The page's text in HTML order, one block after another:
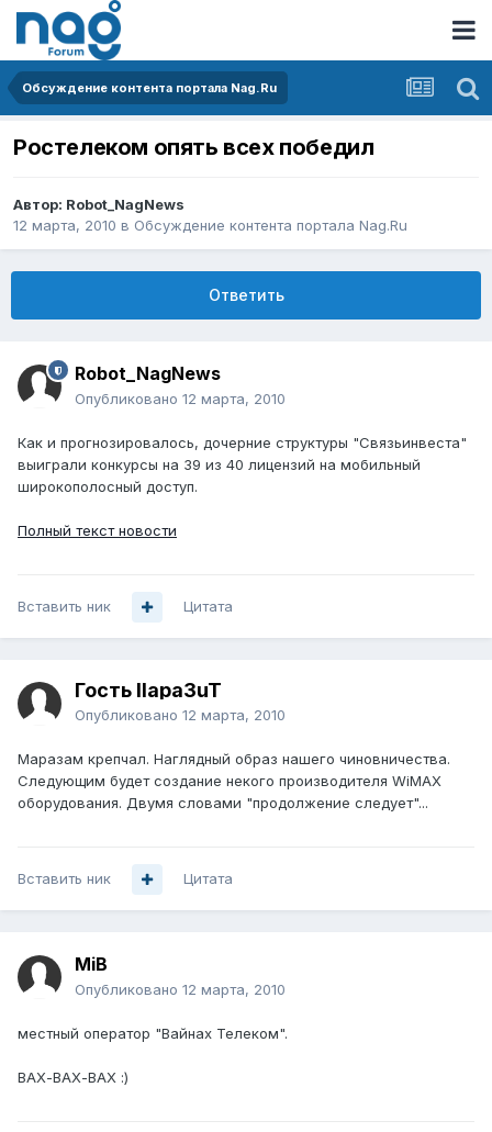
Обсуждение контента портала Nag.Ru
Ростелеком опять всех победил
Автор: Robot_NagNews
12 марта, 2010 в Обсуждение контента портала Nag.Ru
Ответить
Robot_NagNews
Опубликовано 12 марта, 2010
Как и прогнозировалось, дочерние структуры "Связьинвеста"
выиграли конкурсы на 39 из 40 лицензий на мобильный
широкополосный доступ.
Полный текст новости
Вставить ник Цитата
Гость IIapa3uT
Опубликовано 12 марта, 2010
Маразам крепчал. Наглядный образ нашего чиновничества.
Следующим будет создание некого производителя WiMAX
оборудования. Двумя словами "продолжение следует"...
Вставить ник Цитата
MiB
Опубликовано 12 марта, 2010
местный оператор "Вайнах Телеком".
ВАХ-ВАХ-ВАХ :)